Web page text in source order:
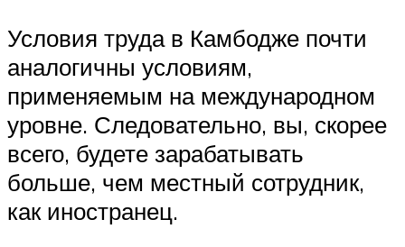
Условия труда в Камбодже почти
аналогичны условиям,
применяемым на международном
уровне. Следовательно, вы, скорее
всего, будете зарабатывать
больше, чем местный сотрудник,
как иностранец.